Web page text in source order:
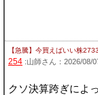
【急騰】今買えばいい株
254 :山師さん：2026/08/
クソ決算跨ぎによ